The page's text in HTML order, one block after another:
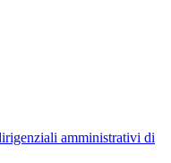
amministrativi di